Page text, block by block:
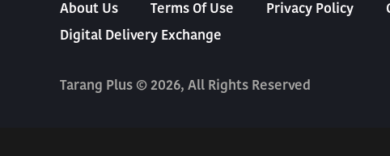
About Us Terms Of Use Privacy Policy
Digital Delivery Exchange
Tarang Plus © 2026, All Rights Reserved